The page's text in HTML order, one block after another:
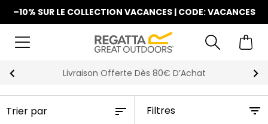
–10% SUR LE COLLECTION VACANCES | CODE: VACANCES
Livraison Offerte Dès 80€ D’Achat
Filtres